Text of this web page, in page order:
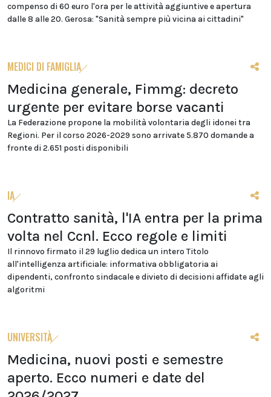
compenso di 60 euro l'ora per le attività aggiuntive e apertura
dalle 8 alle 20. Gerosa: "Sanità sempre più vicina ai cittadini"
MEDICI DI FAMIGLIA
Medicina generale, Fimmg: decreto
urgente per evitare borse vacanti
La Federazione propone la mobilità volontaria degli idonei tra
Regioni. Per il corso 2026-2029 sono arrivate 5.870 domande a
fronte di 2.651 posti disponibili
IA
Contratto sanità, l'IA entra per la prima
volta nel Ccnl. Ecco regole e limiti
Il rinnovo firmato il 29 luglio dedica un intero Titolo
all'intelligenza artificiale: informativa obbligatoria ai
dipendenti, confronto sindacale e divieto di decisioni affidate agli
algoritmi
UNIVERSITÀ
Medicina, nuovi posti e semestre
aperto. Ecco numeri e date del